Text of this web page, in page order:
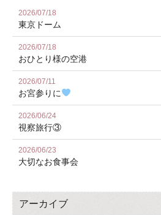
2026/07/18
東京ドーム
2026/07/18
おひとり様の空港
2026/07/11
お宮参りに
2026/06/24
視察旅行③
2026/06/23
大切なお食事会
アーカイブ